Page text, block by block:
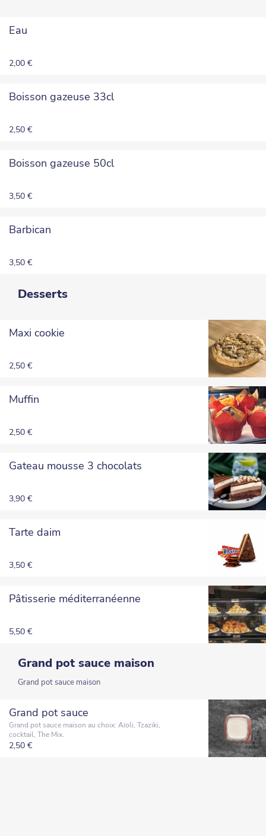
Eau
2,00 €
Boisson gazeuse 33cl
2,50 €
Boisson gazeuse 50cl
3,50 €
Barbican
3,50 €
Desserts
Maxi cookie
2,50 €
Muffin
2,50 €
Gateau mousse 3 chocolats
3,90 €
Tarte daim
3,50 €
Pâtisserie méditerranéenne
5,50 €
Grand pot sauce maison
Grand pot sauce maison
Grand pot sauce
Grand pot sauce maison au choix: Aïoli, Tzaziki,
cocktail, The Mix.
2,50 €